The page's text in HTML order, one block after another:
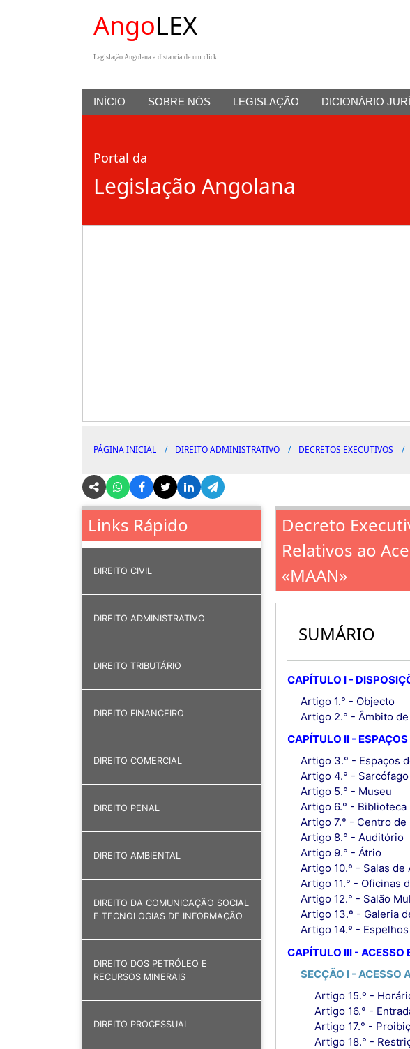
AngoLEX
Legislação Angolana a distancia de um click
INÍCIO SOBRE NÓS LEGISLAÇÃO DICIONÁRIO
Portal da
Legislação Angolana
PÁGINA INICIAL DIREITO ADMINISTRATIVO DECRETOS EXECUTIVOS
Links Rápido
DIREITO CIVIL
DIREITO ADMINISTRATIVO
DIREITO TRIBUTÁRIO
DIREITO FINANCEIRO
DIREITO COMERCIAL
DIREITO PENAL
DIREITO AMBIENTAL
DIREITO DA COMUNICAÇÃO SOCIAL
E TECNOLOGIAS DE INFORMAÇÃO
DIREITO DOS PETRÓLEO E
RECURSOS MINERAIS
DIREITO PROCESSUAL
Decreto
Relativos ao
«MAAN»
SUMÁRIO
CAPÍTULO I -
Artigo 1.° - Objecto
Artigo 2.° - Âmbito
CAPÍTULO II -
Artigo 3.° - Espaços
Artigo 4.° - Sarcófago
Artigo 5.° - Museu
Artigo 6.° - Biblioteca
Artigo 7.° - Centro
Artigo 8.° - Auditório
Artigo 9.° - Átrio
Artigo 10.º - Salas de
Artigo 11.° - Oficinas
Artigo 12.° - Salão
Artigo 13.º - Galeria
Artigo 14.º -
CAPÍTULO III - ACESSO
SECÇÃO I - ACESSO
Artigo 15.º -
Artigo 16.° -
Artigo 17.° -
Artigo 18.° -